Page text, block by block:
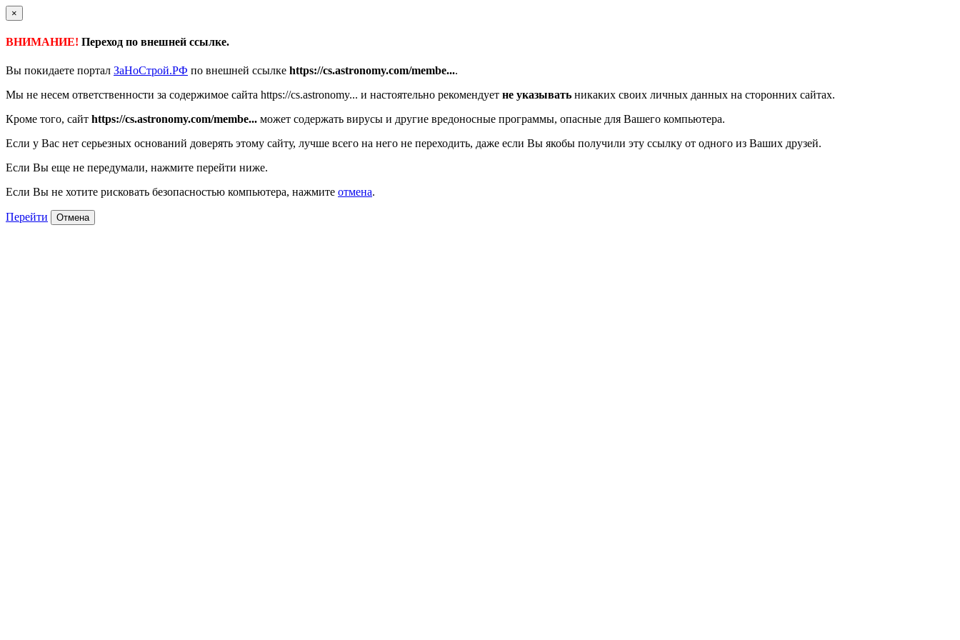
×
ВНИМАНИЕ! Переход по внешней ссылке.
Вы покидаете портал ЗаНоСтрой.РФ по внешней ссылке https://cs.astronomy.com/membe....
Мы не несем ответственности за содержимое сайта https://cs.astronomy... и настоятельно рекомендует не указывать никаких своих личных данных на сторонних сайтах.
Кроме того, сайт https://cs.astronomy.com/membe... может содержать вирусы и другие вредоносные программы, опасные для Вашего компьютера.
Если у Вас нет серьезных оснований доверять этому сайту, лучше всего на него не переходить, даже если Вы якобы получили эту ссылку от одного из Ваших друзей.
Если Вы еще не передумали, нажмите перейти ниже.
Если Вы не хотите рисковать безопасностью компьютера, нажмите отмена.
Перейти Отмена